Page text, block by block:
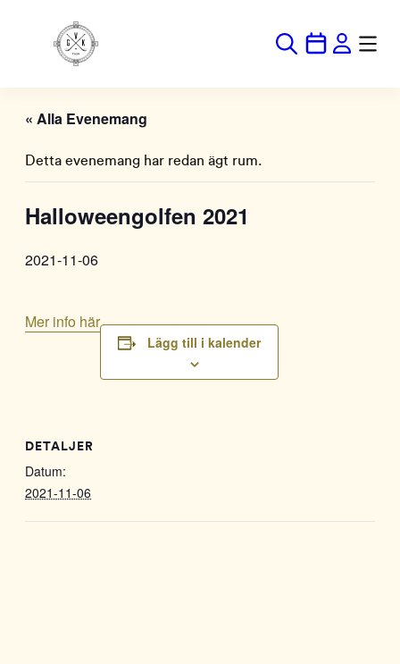
« Alla Evenemang
Detta evenemang har redan ägt rum.
Halloweengolfen 2021
2021-11-06
Mer info här
Lägg till i kalender
DETALJER
Datum:
2021-11-06